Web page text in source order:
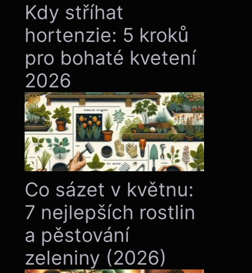
Kdy stříhat
hortenzie: 5 kroků
pro bohaté kvetení
2026
Co sázet v květnu:
7 nejlepších rostlin
a pěstování
zeleniny (2026)